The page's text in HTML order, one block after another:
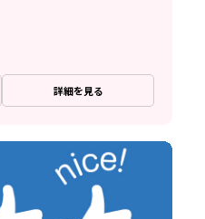
詳細を見る